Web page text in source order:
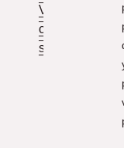
VE
climatización
seguridad